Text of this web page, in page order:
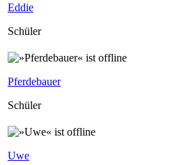
Eddie
Schüler
Pferdebauer
Schüler
Uwe